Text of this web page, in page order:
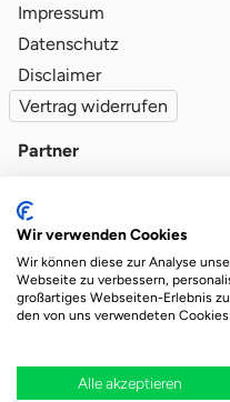
Impressum
Datenschutz
Disclaimer
Vertrag widerrufen
Partner
Qualitätsvoraussetzungen
Partner-Login
Das Ökosystem für
Durch deine
Wir verwenden Cookies
Wir können diese zur Analyse
Webseite zu verbessern,
großartiges Webseiten-Erlebnis
den von uns verwendeten
Alle akzeptieren